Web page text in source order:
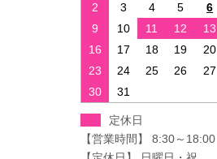
2
3 4 5 6
9
10 11 12 13
16
17 18 19 20
23
24 25 26 27
30
31
定休日
【営業時間】 8:30～18:00